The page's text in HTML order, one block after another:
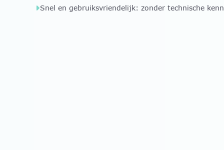
Snel en gebruiksvriendelijk: zonder technische